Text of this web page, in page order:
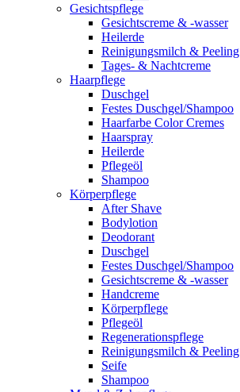
Gesichtspflege
Gesichtscreme & -wasser
Heilerde
Reinigungsmilch & Peeling
Tages- & Nachtcreme
Haarpflege
Duschgel
Festes Duschgel/Shampoo
Haarfarbe Color Cremes
Haarspray
Heilerde
Pflegeöl
Shampoo
Körperpflege
After Shave
Bodylotion
Deodorant
Duschgel
Festes Duschgel/Shampoo
Gesichtscreme & -wasser
Handcreme
Körperpflege
Pflegeöl
Regenerationspflege
Reinigungsmilch & Peeling
Seife
Shampoo